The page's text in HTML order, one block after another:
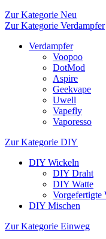
Zur Kategorie Neu
Zur Kategorie Verdampfer
Verdampfer
Voopoo
DotMod
Aspire
Geekvape
Uwell
Vapefly
Vaporesso
Zur Kategorie DIY
DIY Wickeln
DIY Draht
DIY Watte
Vorgefertigte
DIY Mischen
Zur Kategorie Einweg